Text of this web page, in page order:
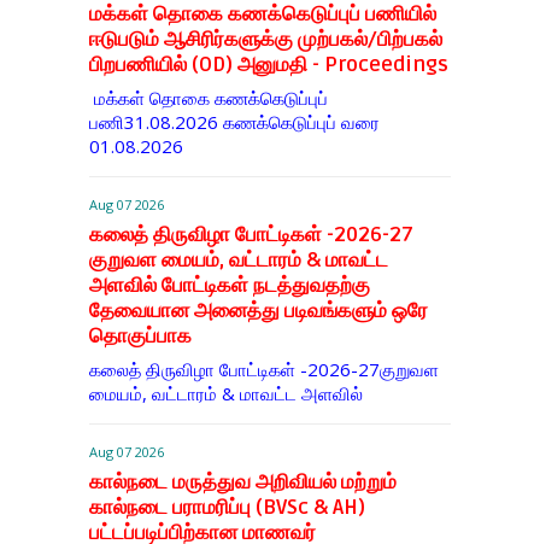
மக்கள் தொகை கணக்கெடுப்புப் பணியில்
ஈடுபடும் ஆசிரிர்களுக்கு முற்பகல்/பிற்பகல்
பிறபணியில் (OD) அனுமதி - Proceedings
மக்கள் தொகை கணக்கெடுப்புப்
பணி31.08.2026 கணக்கெடுப்புப் வரை
01.08.2026
Aug 07 2026
கலைத் திருவிழா போட்டிகள் -2026-27
குறுவள மையம், வட்டாரம் & மாவட்ட
அளவில் போட்டிகள் நடத்துவதற்கு
தேவையான அனைத்து படிவங்களும் ஒரே
தொகுப்பாக
கலைத் திருவிழா போட்டிகள் -2026-27குறுவள
மையம், வட்டாரம் & மாவட்ட அளவில்
Aug 07 2026
கால்நடை மருத்துவ அறிவியல் மற்றும்
கால்நடை பராமரிப்பு (BVSc & AH)
பட்டப்படிப்பிற்கான மாணவர்